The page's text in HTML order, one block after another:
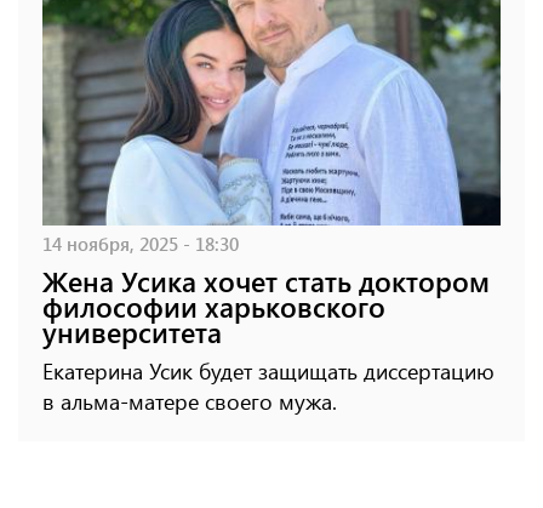
14 ноября, 2025 - 18:30
Жена Усика хочет стать доктором
философии харьковского
университета
Екатерина Усик будет защищать диссертацию
в альма-матере своего мужа.